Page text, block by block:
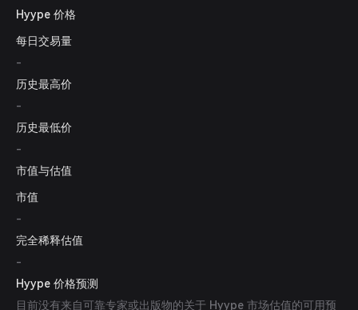
Hyype 价格
每日交易量
-
历史最高价
-
历史最低价
-
市值与估值
市值
-
完全稀释估值
-
Hyype 价格预测
目前没有来自可靠专家或出版物的关于 Hyype 市场估值的可用预